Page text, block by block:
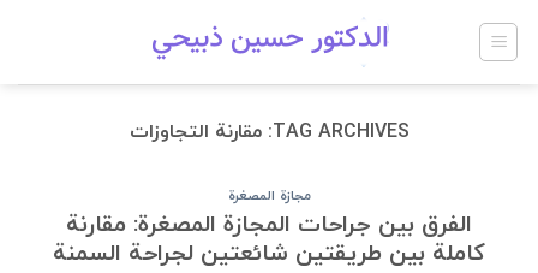
TAG ARCHIVES: مقارنة التجاوزات
مجازة المصغرة
الفرق بين جراحات المجازة المصغرة: مقارنة
كاملة بين طريقتين شائعتين لجراحة السمنة